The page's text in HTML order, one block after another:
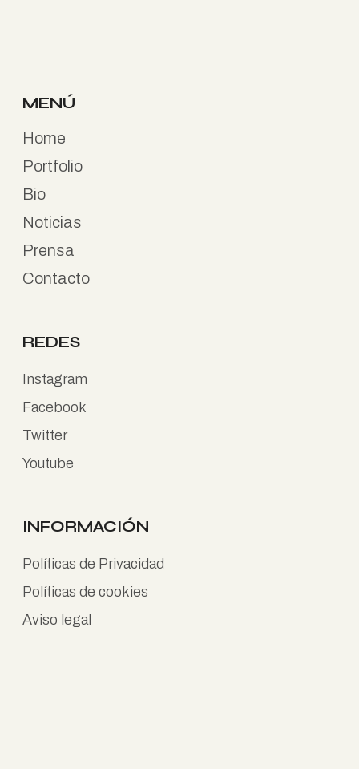
MENÚ
Home
Portfolio
Bio
Noticias
Prensa
Contacto
REDES
Instagram
Facebook
Twitter
Youtube
INFORMACIÓN
Políticas de Privacidad
Políticas de cookies
Aviso legal